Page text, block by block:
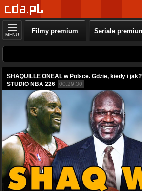
MENU Filmy premium Seriale
SHAQUILLE ONEAL w Polsce. Gdzie, kiedy i
STUDIO NBA 226 00:29:30